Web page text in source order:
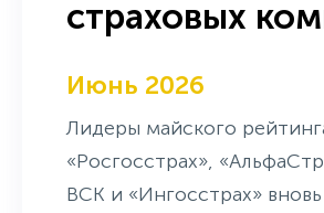
страховых
Июнь 2026
Лидеры майского
«Росгосстрах»,
ВСК и «Ингосстрах»